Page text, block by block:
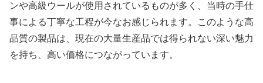
ンや高級ウールが使用されているものが多く、当時の手仕
事による丁寧な工程が今なお感じられます。このような高
品質の製品は、現在の大量生産品では得られない深い魅力
を持ち、高い価格につながっています。